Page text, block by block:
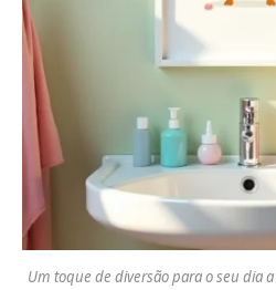
Um toque de diversão para o seu dia